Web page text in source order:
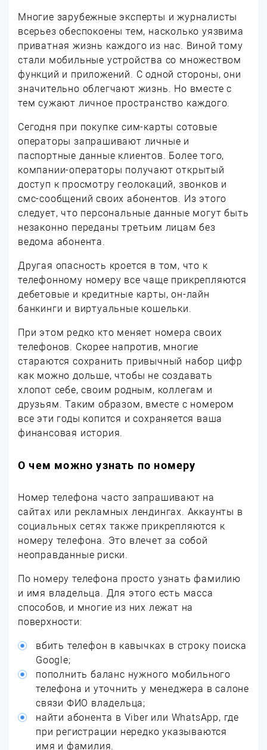
Многие зарубежные эксперты и журналисты
всерьез обеспокоены тем, насколько уязвима
приватная жизнь каждого из нас. Виной тому
стали мобильные устройства со множеством
функций и приложений. С одной стороны, они
значительно облегчают жизнь. Но вместе с
тем сужают личное пространство каждого.
Сегодня при покупке сим-карты сотовые
операторы запрашивают личные и
паспортные данные клиентов. Более того,
компании-операторы получают открытый
доступ к просмотру геолокаций, звонков и
смс-сообщений своих абонентов. Из этого
следует, что персональные данные могут быть
незаконно переданы третьим лицам без
ведома абонента.
Другая опасность кроется в том, что к
телефонному номеру все чаще прикрепляются
дебетовые и кредитные карты, он-лайн
банкинги и виртуальные кошельки.
При этом редко кто меняет номера своих
телефонов. Скорее напротив, многие
стараются сохранить привычный набор цифр
как можно дольше, чтобы не создавать
хлопот себе, своим родным, коллегам и
друзьям. Таким образом, вместе с номером
все эти годы копится и сохраняется ваша
финансовая история.
О чем можно узнать по номеру
Номер телефона часто запрашивают на
сайтах или рекламных лендингах. Аккаунты в
социальных сетях также прикрепляются к
номеру телефона. Это влечет за собой
неоправданные риски.
По номеру телефона просто узнать фамилию
и имя владельца. Для этого есть масса
способов, и многие из них лежат на
поверхности:
вбить телефон в кавычках в строку поиска
Google;
пополнить баланс нужного мобильного
телефона и уточнить у менеджера в салоне
связи ФИО владельца;
найти абонента в Viber или WhatsApp, где
при регистрации нередко указываются
имя и фамилия.